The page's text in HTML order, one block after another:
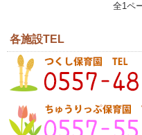
全1ペ
各施設TEL